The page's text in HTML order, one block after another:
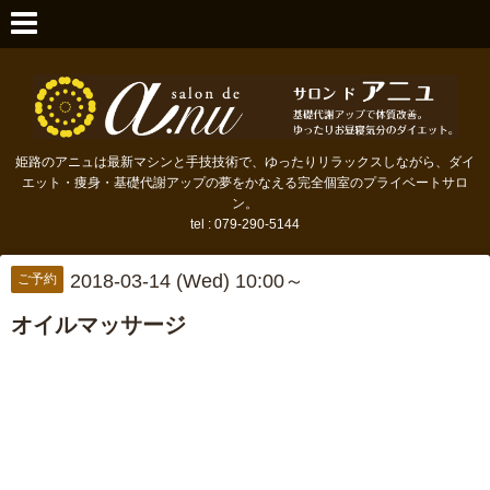
姫路のアニュは最新マシンと手技技術で、ゆったりリラックスしながら、ダイ
エット・痩身・基礎代謝アップの夢をかなえる完全個室のプライベートサロ
ン。
tel : 079-290-5144
ご予約 2018-03-14 (Wed) 10:00～
オイルマッサージ